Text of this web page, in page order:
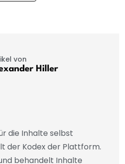
von
Hiller
die Inhalte selbst
der Kodex der Plattform.
behandelt Inhalte